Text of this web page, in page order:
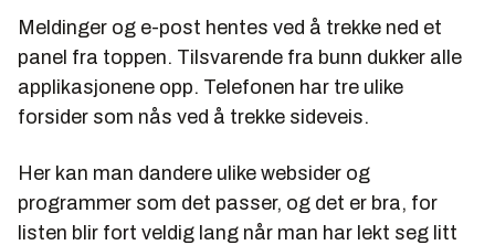
Meldinger og e-post hentes ved å trekke ned et
panel fra toppen. Tilsvarende fra bunn dukker alle
applikasjonene opp. Telefonen har tre ulike
forsider som nås ved å trekke sideveis.
Her kan man dandere ulike websider og
programmer som det passer, og det er bra, for
listen blir fort veldig lang når man har lekt seg litt